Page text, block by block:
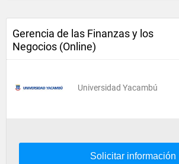
Gerencia de las Finanzas y los
Negocios (Online)
Universidad Yacambú
Solicitar información